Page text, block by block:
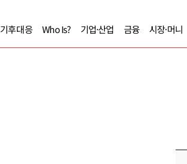
기후대응 Who Is? 기업·산업 금융 시장·머니